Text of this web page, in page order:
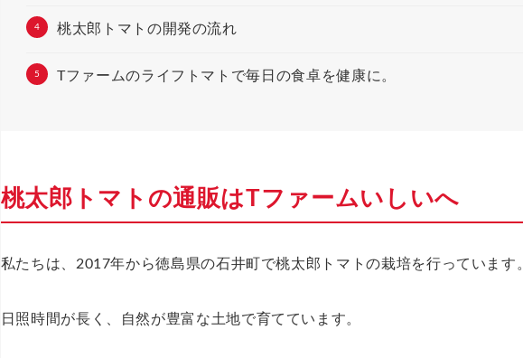
桃太郎トマトの開発の流れ
Tファームのライフトマトで毎日の食卓を健康に。
桃太郎トマトの通販はTファームいしいへ
私たちは、2017年から徳島県の石井町で桃太郎トマトの栽培を行っています
日照時間が長く、自然が豊富な土地で育てています。